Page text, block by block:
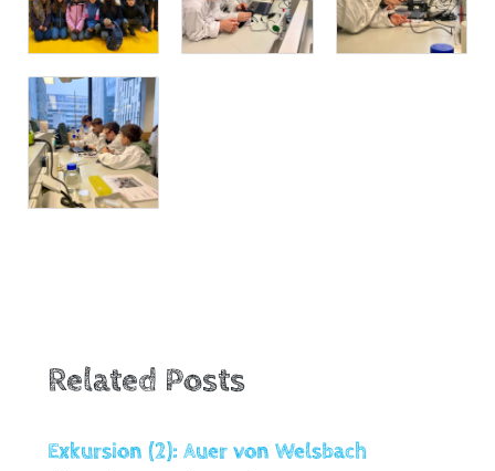
Related Posts
Exkursion (2): Auer von Welsbach